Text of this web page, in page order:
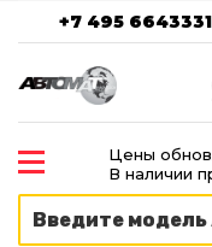
+7 495 6643331
Цены
В наличии